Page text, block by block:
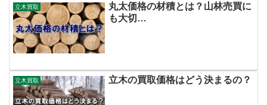
立木買取
丸太価格の材積とは？山林売買に
も大切…
立木買取 立木の買取価格はどう決まるの？